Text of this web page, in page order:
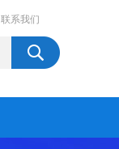
联系我们